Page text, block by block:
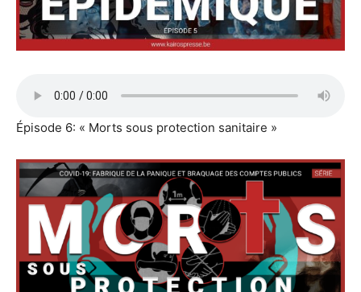
Épisode 6: « Morts sous protection sanitaire »